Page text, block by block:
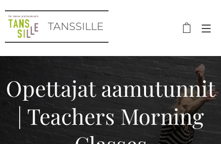
TANSSILLE
Opettajat aamutunnit
| Teachers Morning